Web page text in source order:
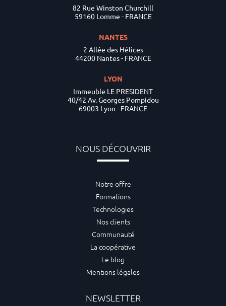
82 Rue Winston Churchill
59160 Lomme - FRANCE
NANTES
2 Allée des Hélices
44200 Nantes - FRANCE
LYON
Immeuble LE PRESIDENT
40/42 Av. Georges Pompidou
69003 Lyon - FRANCE
NOUS DÉCOUVRIR
Notre offre
Formations
Technologies
Nos clients
Communauté
La coopérative
Le blog
Mentions légales
NEWSLETTER